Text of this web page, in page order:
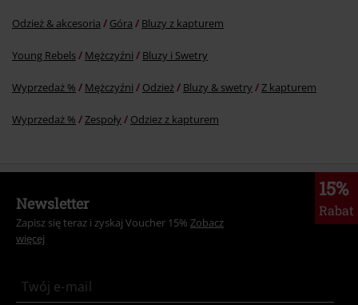
Odzież & akcesoria Góra Bluzy z kapturem
Young Rebels Mężczyźni Bluzy i Swetry
Wyprzedaż % Mężczyźni Odzież Bluzy & swetry Z kapturem
Wyprzedaż % Zespoły Odziez z kapturem
15%
Rabat
Newsletter
Zapisz się teraz i zyskaj Voucher 15% Zobacz
więcej